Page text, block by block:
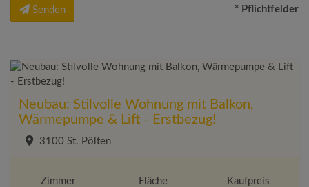
Senden * Pflichtfelder
Neubau: Stilvolle Wohnung mit Balkon,
Wärmepumpe & Lift - Erstbezug!
3100 St. Pölten
Zimmer Fläche Kaufpreis